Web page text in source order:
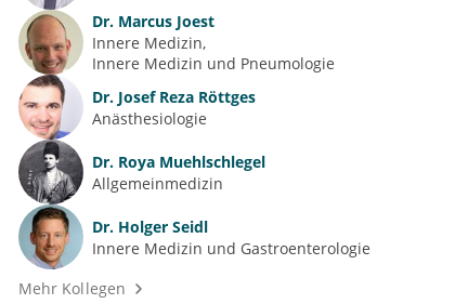
Dr. Marcus Joest
Innere Medizin
Innere Medizin und Pneumologie
Dr. Josef Reza Röttges
Anästhesiologie
Dr. Roya Muehlschlegel
Allgemeinmedizin
Dr. Holger Seidl
Innere Medizin und Gastroenterologie
Mehr Kollegen